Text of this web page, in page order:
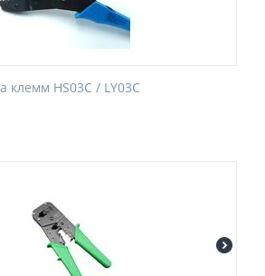
HS03C / LY03C